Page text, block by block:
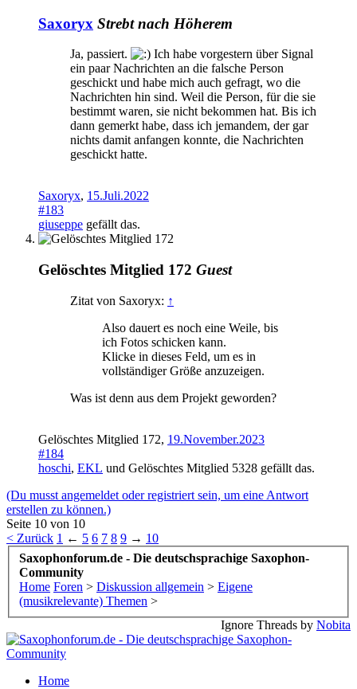
Saxoryx Strebt nach Höherem
Ja, passiert.
Ich habe vorgestern über Signal
ein paar Nachrichten an die falsche Person
geschickt und habe mich auch gefragt, wo die
Nachrichten hin sind. Weil die Person, für die sie
bestimmt waren, sie nicht bekommen hat. Bis ich
dann gemerkt habe, dass ich jemandem, der gar
nichts damit anfangen konnte, die Nachrichten
geschickt hatte.
Saxoryx, 15.Juli.2022
#183
giuseppe gefällt das.
Gelöschtes Mitglied 172 Guest
Zitat von Saxoryx: ↑
Also dauert es noch eine Weile, bis
ich Fotos schicken kann.
Klicke in dieses Feld, um es in
vollständiger Größe anzuzeigen.
Was ist denn aus dem Projekt geworden?
Gelöschtes Mitglied 172, 19.November.2023
#184
hoschi, EKL und Gelöschtes Mitglied 5328 gefällt das.
(Du musst angemeldet oder registriert sein, um eine Antwort
erstellen zu können.)
Seite 10 von 10
< Zurück 1 ← 5 6 7 8 9 → 10
Saxophonforum.de - Die deutschsprachige Saxophon-
Community
Home Foren > Diskussion allgemein > Eigene
(musikrelevante) Themen >
Ignore Threads by Nobita
Home